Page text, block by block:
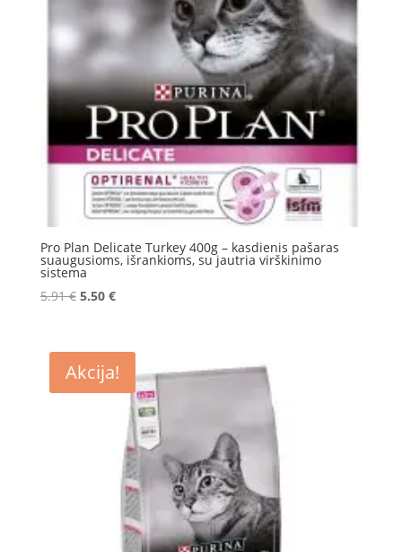
Pro Plan Delicate Turkey 400g – kasdienis pašaras
suaugusioms, išrankioms, su jautria virškinimo
sistema
5.91€ Original
5.91 €.
5.50 €Current
5.50 €.
Akcija!